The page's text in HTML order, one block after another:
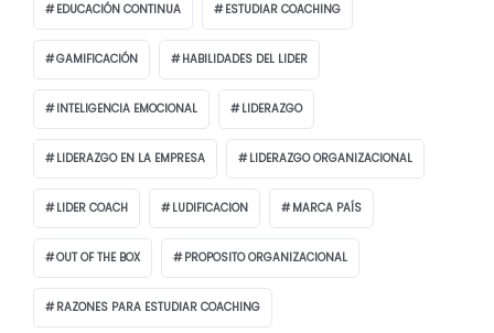
EDUCACIÓN CONTINUA ESTUDIAR COACHING
GAMIFICACIÓN HABILIDADES DEL LIDER
INTELIGENCIA EMOCIONAL LIDERAZGO
LIDERAZGO EN LA EMPRESA LIDERAZGO ORGANIZACIONAL
LIDER COACH LUDIFICACION MARCA PAÍS
OUT OF THE BOX PROPOSITO ORGANIZACIONAL
RAZONES PARA ESTUDIAR COACHING